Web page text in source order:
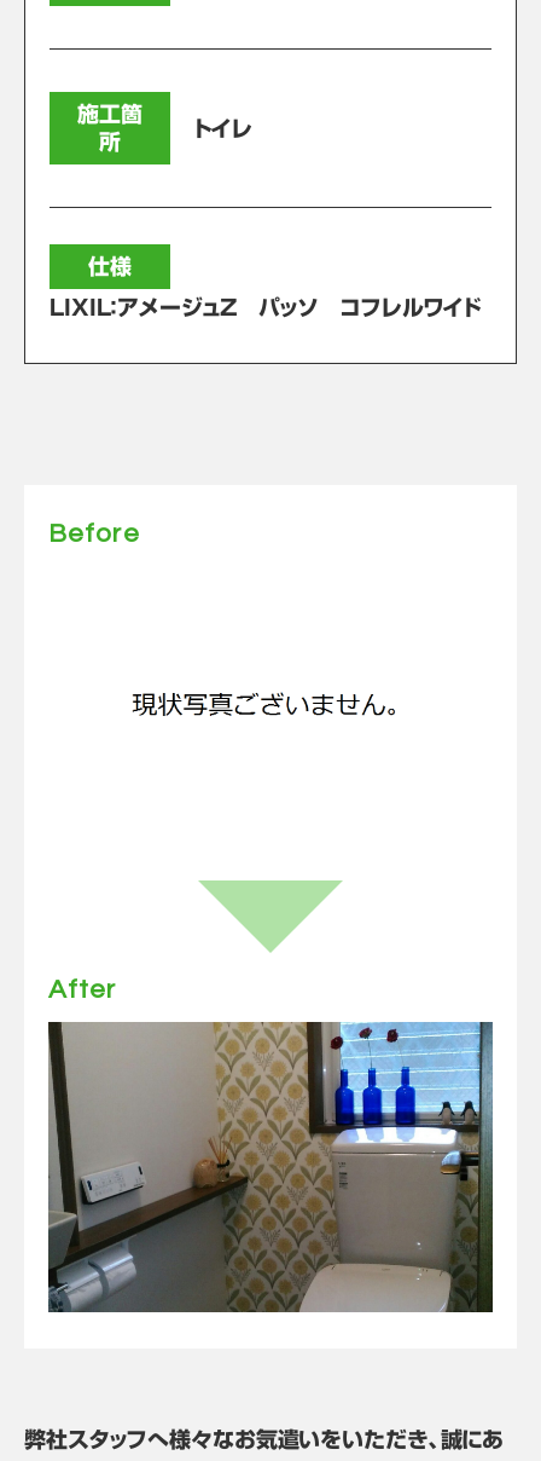
施工箇
所
トイレ
仕様
LIXIL：アメージュZ パッソ コフレルワイド
Before
After
弊社スタッフへ様々なお気遣いをいただき、誠にあ